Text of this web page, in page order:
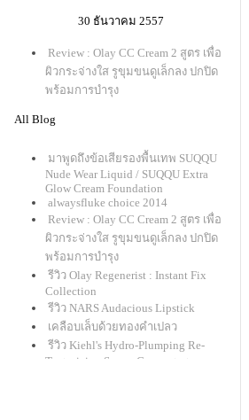
30 ธันวาคม 2557
Review : Olay CC Cream 2 สูตร เพื่อ
ผิวกระจ่างใส รูขุมขนดูเล็กลง ปกปิด
พร้อมการบำรุง
All Blog
มาพูดถึงข้อเสียรองพื้นเทพ SUQQU
Nude Wear Liquid / SUQQU Extra
Glow Cream Foundation
alwaysfluke choice 2014
Review : Olay CC Cream 2 สูตร เพื่อ
ผิวกระจ่างใส รูขุมขนดูเล็กลง ปกปิด
พร้อมการบำรุง
รีวิว Olay Regenerist : Instant Fix
Collection
รีวิว NARS Audacious Lipstick
เคลือบเล็บด้วยทองคำเปลว
รีวิว Kiehl's Hydro-Plumping Re-
Texturizing Serum Concentrate